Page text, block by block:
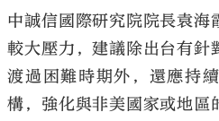
中誠信國際研究院院長袁海
較大壓力，建議除出台有針
渡過困難時期外，還應持
構，強化與非美國家或地區